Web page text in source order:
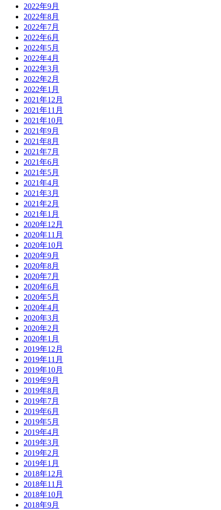
2022年9月
2022年8月
2022年7月
2022年6月
2022年5月
2022年4月
2022年3月
2022年2月
2022年1月
2021年12月
2021年11月
2021年10月
2021年9月
2021年8月
2021年7月
2021年6月
2021年5月
2021年4月
2021年3月
2021年2月
2021年1月
2020年12月
2020年11月
2020年10月
2020年9月
2020年8月
2020年7月
2020年6月
2020年5月
2020年4月
2020年3月
2020年2月
2020年1月
2019年12月
2019年11月
2019年10月
2019年9月
2019年8月
2019年7月
2019年6月
2019年5月
2019年4月
2019年3月
2019年2月
2019年1月
2018年12月
2018年11月
2018年10月
2018年9月